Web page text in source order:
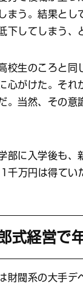
まう。結果とし
下してしまう、
校生のころと同
心がけた。それ
。当然、その意
部に入学後も、
万円は得てい
式経営で
閥系の大手デ